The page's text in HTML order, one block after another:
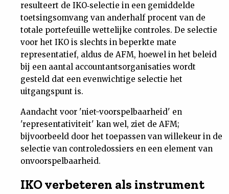
resulteert de IKO‑selectie in een gemiddelde
toetsingsomvang van anderhalf procent van de
totale portefeuille wettelijke controles. De selectie
voor het IKO is slechts in beperkte mate
representatief, aldus de AFM, hoewel in het beleid
bij een aantal accountantsorganisaties wordt
gesteld dat een evenwichtige selectie het
uitgangspunt is.
Aandacht voor 'niet-voorspelbaarheid' en
'representativiteit' kan wel, ziet de AFM;
bijvoorbeeld door het toepassen van willekeur in de
selectie van controledossiers en een element van
onvoorspelbaarheid.
IKO verbeteren als instrument